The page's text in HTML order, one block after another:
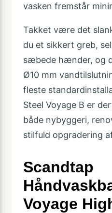
vasken fremstår
Takket være det
du et sikkert greb,
sæbede hænder, og
Ø10 mm
fleste
Steel Voyage B er
både nybyggeri,
stilfuld opgradering
Scandtap
Voyage